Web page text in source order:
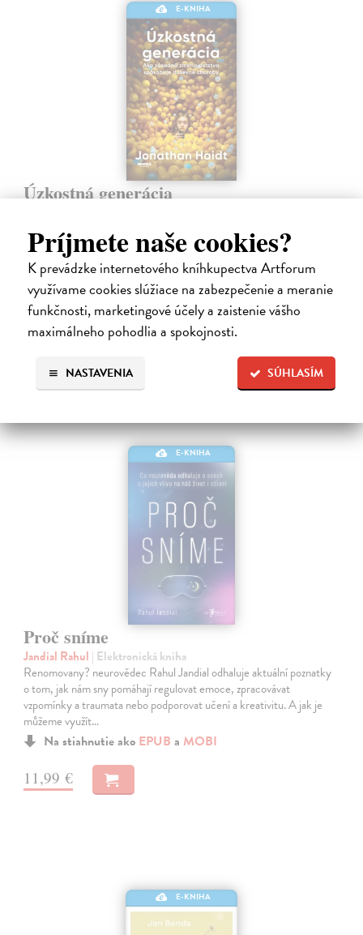
Príjmete naše cookies?
K prevádzke internetového kníhkupectva Artforum
využívame cookies slúžiace na zabezpečenie a meranie
funkčnosti, marketingové účely a zaistenie vášho
maximálneho pohodlia a spokojnosti.
SÚHLASÍM
NASTAVENIA
E-KNIHA
Úzkostná generácia
Po viac ako desaťročí stability sa duševné zdravie dospievajúcich
začiatkom roka 2010 prudko zhoršilo. Miera depresie, úzkosti,
sebapoškodzovania a samovrážd prudko vzrástla a v mnohých
ukazovateľoch sa…
Na stiahnutie akoPDF
17,49 €
E-KNIHA
Proč sníme
Jandial Rahul | Elektronická kniha
Renomovany? neurovědec Rahul Jandial odhaluje aktuální poznatky
o tom, jak nám sny pomáhají regulovat emoce, zpracovávat
vzpomínky a traumata nebo podporovat učení a kreativitu. A jak je
můžeme využít…
Na stiahnutie ako EPUB a MOBI
11,99 €
E-KNIHA